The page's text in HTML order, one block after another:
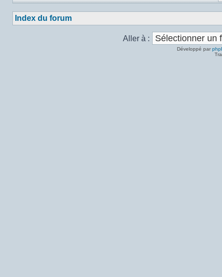
Index du forum
Aller à :
Développé par